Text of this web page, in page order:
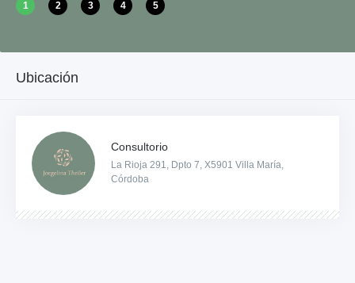
1 2 3 4 5
Ubicación
Consultorio
La Rioja 291, Dpto 7, X5901 Villa María,
Córdoba